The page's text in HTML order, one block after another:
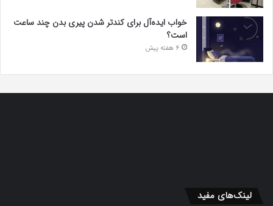
خواب ایده‌آل برای کندتر شدن پیری بدن چند ساعت
است؟
4 هفته پیش
لینک‌های مفید